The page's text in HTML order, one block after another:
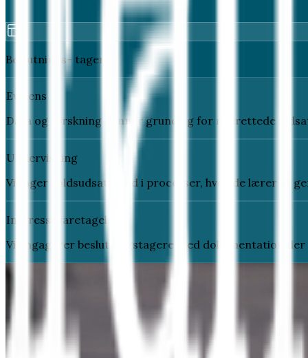
Beslutnings- tagere
Evidens
Data og forskning danner grundlag for målrettede
Undervisning
Vi tager voldsudsatte ind i processer, hvor de lærer at
Interessevaretagelse
Vi engagerer beslutningstagere med dokumentation